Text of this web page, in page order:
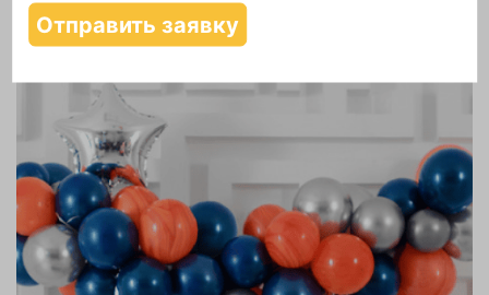
Надутие шаров гелием